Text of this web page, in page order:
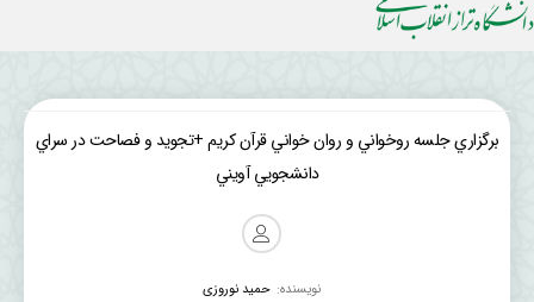
برگزاري جلسه روخواني و روان خواني قرآن كريم +تجويد و فصاحت در سراي
دانشجويي آويني
نویسنده: حمید نوروزی